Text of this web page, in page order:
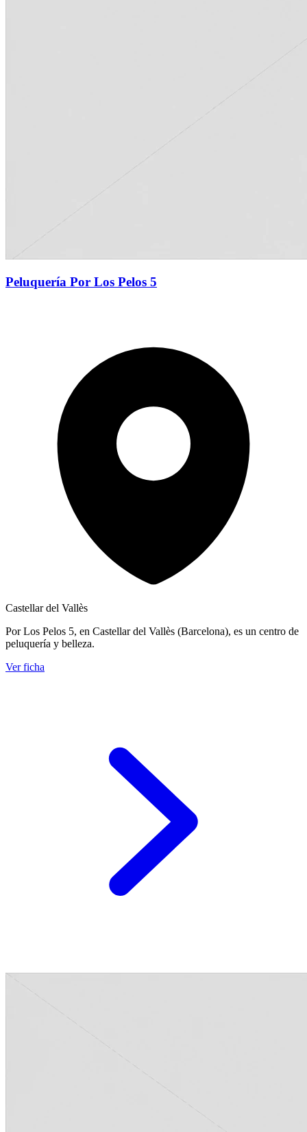
Peluquería Por Los Pelos 5
Castellar del Vallès
Por Los Pelos 5, en Castellar del Vallès (Barcelona), es un centro de
peluquería y belleza.
Ver ficha